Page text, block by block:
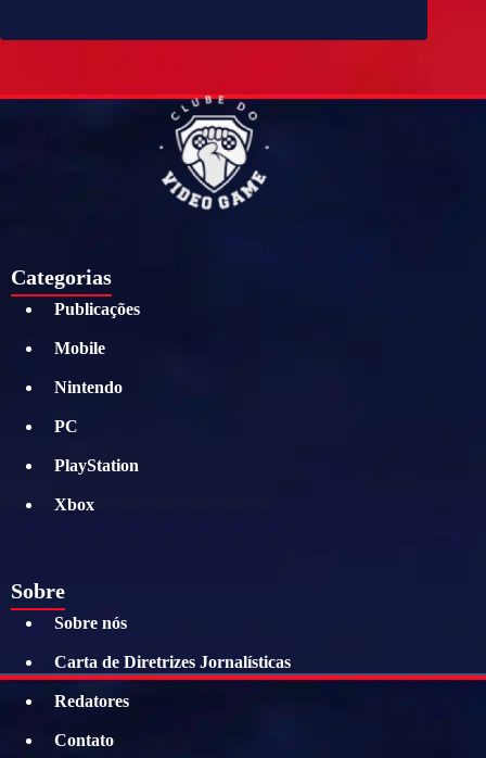
Categorias
Publicações
Mobile
Nintendo
PC
PlayStation
Xbox
Sobre
Sobre nós
Carta de Diretrizes Jornalísticas
Redatores
Contato